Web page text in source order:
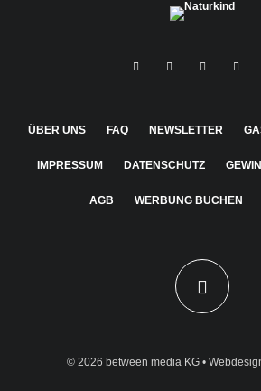
ÜBER UNS FAQ NEWSLETTER
IMPRESSUM DATENSCHUTZ
AGB WERBUNG BUCHEN
© 2026 between media KG•